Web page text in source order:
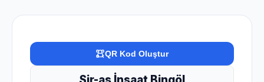
QR Kod Oluştur